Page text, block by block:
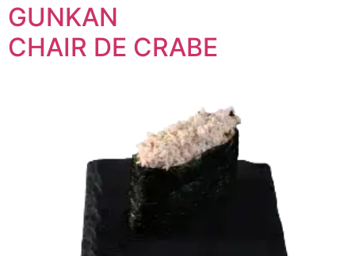
GUNKAN
CHAIR DE CRABE